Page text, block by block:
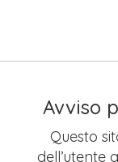
Avviso
Questo
dell’utente